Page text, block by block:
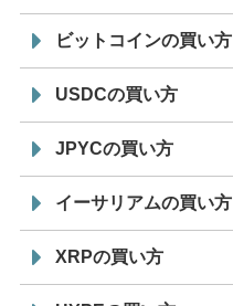
ビットコインの買い方
USDCの買い方
JPYCの買い方
イーサリアムの買い方
XRPの買い方